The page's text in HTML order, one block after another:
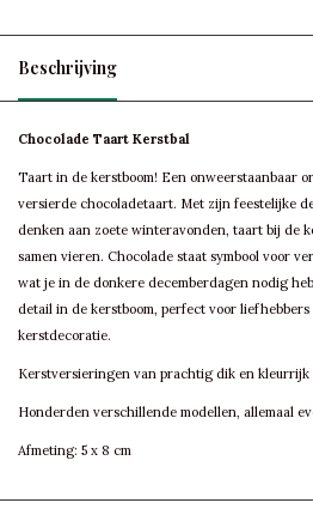
Beschrijving
Chocolade Taart Kerstbal
Taart in de kerstboom! Een onweerstaanbaar
versierde chocoladetaart. Met zijn feestelijke
denken aan zoete winteravonden, taart bij de
samen vieren. Chocolade staat symbool voor
wat je in de donkere decemberdagen nodig
detail in de kerstboom, perfect voor
kerstdecoratie.
Kerstversieringen van prachtig dik en kleurrijk
Honderden verschillende modellen, allemaal
Afmeting: 5 x 8 cm